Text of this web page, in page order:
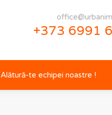
+373 6991
Alătură-te echipei noastre !